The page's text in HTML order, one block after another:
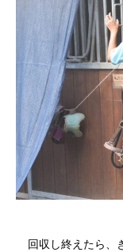
回収し終えたら、